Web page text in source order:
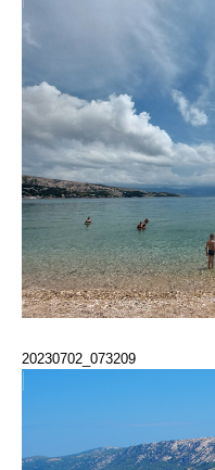
20230702_073209